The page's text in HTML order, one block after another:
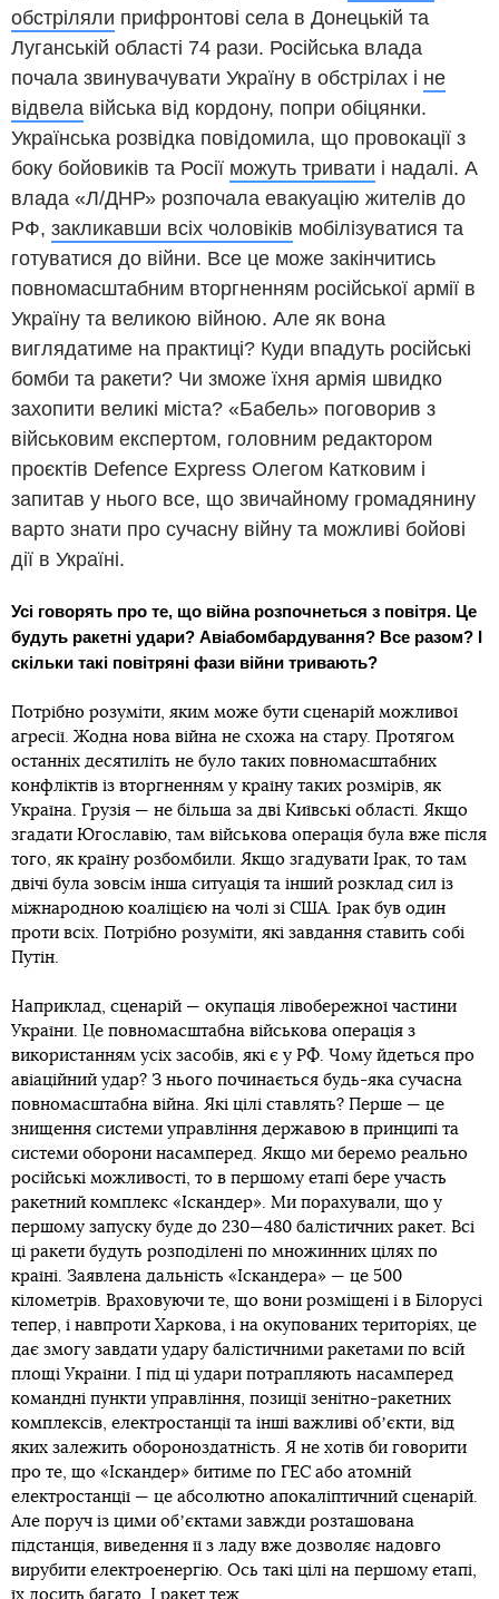
обстріляли прифронтові села в Донецькій та
Луганській області 74 рази. Російська влада
почала звинувачувати Україну в обстрілах і не
відвела війська від кордону, попри обіцянки.
Українська розвідка повідомила, що провокації з
боку бойовиків та Росії можуть тривати і надалі. А
влада «Л/ДНР» розпочала евакуацію жителів до
РФ, закликавши всіх чоловіків мобілізуватися та
готуватися до війни. Все це може закінчитись
повномасштабним вторгненням російської армії в
Україну та великою війною. Але як вона
виглядатиме на практиці? Куди впадуть російські
бомби та ракети? Чи зможе їхня армія швидко
захопити великі міста? «Бабель» поговорив з
військовим експертом, головним редактором
проєктів Defence Express Олегом Катковим і
запитав у нього все, що звичайному громадянину
варто знати про сучасну війну та можливі бойові
дії в Україні.
Усі говорять про те, що війна розпочнеться з повітря. Це
будуть ракетні удари? Авіабомбардування? Все разом? І
скільки такі повітряні фази війни тривають?
Потрібно розуміти, яким може бути сценарій можливої
агресії. Жодна нова війна не схожа на стару. Протягом
останніх десятиліть не було таких повномасштабних
конфліктів із вторгненням у країну таких розмірів, як
Україна. Грузія — не більша за дві Київські області. Якщо
згадати Югославію, там військова операція була вже після
того, як країну розбомбили. Якщо згадувати Ірак, то там
двічі була зовсім інша ситуація та інший розклад сил із
міжнародною коаліцією на чолі зі США. Ірак був один
проти всіх. Потрібно розуміти, які завдання ставить собі
Путін.
Наприклад, сценарій — окупація лівобережної частини
України. Це повномасштабна військова операція з
використанням усіх засобів, які є у РФ. Чому йдеться про
авіаційний удар? З нього починається будь-яка сучасна
повномасштабна війна. Які цілі ставлять? Перше — це
знищення системи управління державою в принципі та
системи оборони насамперед. Якщо ми беремо реально
російські можливості, то в першому етапі бере участь
ракетний комплекс «Іскандер». Ми порахували, що у
першому запуску буде до 230—480 балістичних ракет. Всі
ці ракети будуть розподілені по множинних цілях по
країні. Заявлена дальність «Іскандера» — це 500
кілометрів. Враховуючи те, що вони розміщені і в Білорусі
тепер, і навпроти Харкова, і на окупованих територіях, це
дає змогу завдати удару балістичними ракетами по всій
площі України. І під ці удари потрапляють насамперед
командні пункти управління, позиції зенітно-ракетних
комплексів, електростанції та інші важливі обʼєкти, від
яких залежить обороноздатність. Я не хотів би говорити
про те, що «Іскандер» битиме по ГЕС або атомній
електростанції — це абсолютно апокаліптичний сценарій.
Але поруч із цими обʼєктами завжди розташована
підстанція, виведення її з ладу вже дозволяє надовго
вирубити електроенергію. Ось такі цілі на першому етапі,
їх досить багато. І ракет теж.